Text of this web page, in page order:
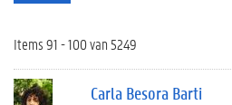
Items 91 - 100 van 5249
Carla Besora Barti